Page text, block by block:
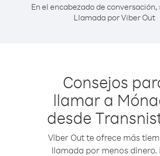
En el encabezado de
Llamada por Viber Out
Consejos
llamar a
desde
Viber Out te ofrece más
llamada por menos dinero.